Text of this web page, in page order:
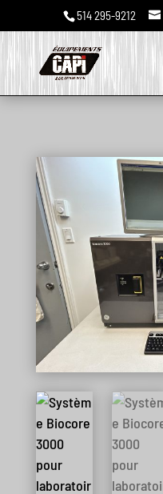
514 295-9212